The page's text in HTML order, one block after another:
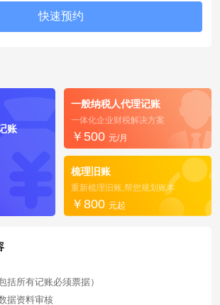
账
一般纳税人代理记账
一体化企业财税解决方案
￥500元/月
梳理旧账
重新梳理旧账,帮您规划账本
￥800元起
括所有记账必须票据）
据资料审核